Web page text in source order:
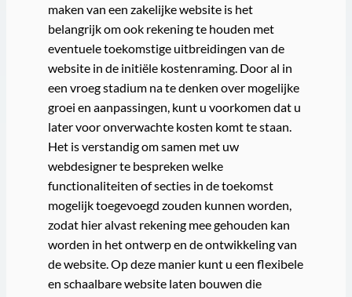
maken van een zakelijke website is het
belangrijk om ook rekening te houden met
eventuele toekomstige uitbreidingen van de
website in de initiële kostenraming. Door al in
een vroeg stadium na te denken over mogelijke
groei en aanpassingen, kunt u voorkomen dat u
later voor onverwachte kosten komt te staan.
Het is verstandig om samen met uw
webdesigner te bespreken welke
functionaliteiten of secties in de toekomst
mogelijk toegevoegd zouden kunnen worden,
zodat hier alvast rekening mee gehouden kan
worden in het ontwerp en de ontwikkeling van
de website. Op deze manier kunt u een flexibele
en schaalbare website laten bouwen die